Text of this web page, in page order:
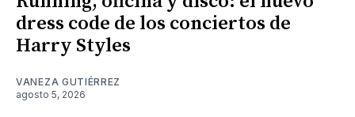
dress code de los conciertos de
Harry Styles
VANEZA GUTIÉRREZ
agosto 5, 2026